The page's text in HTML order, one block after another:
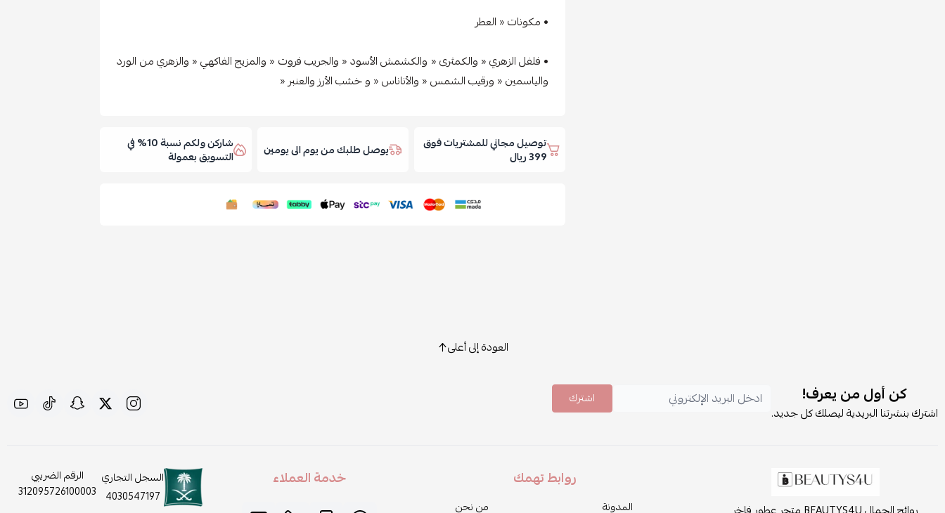
• مكونات « العطر
• فلفل الزهري « والكمثرى « والكشمش الأسود « والجريب فروت « والمزيج الفاكهي « والزهري من الورد
والياسمين « ورقيب الشمس « والأناناس « و خشب الأرز والعنبر «
توصيل مجاني للمشتريات فوق
399 ريال يوصل طلبك من يوم الى يومين شاركن ولكم نسبة 10% في
التسويق بعمولة
العودة إلى أعلى
كن أول من يعرف!
اشترك بنشرتنا البريدية ليصلك كل جديد.
اشترك
روابط تهمك
المدونة من نحن
خدمة العملاء
السجل التجاري
4030547197
الرقم الضريبي
312095726100003